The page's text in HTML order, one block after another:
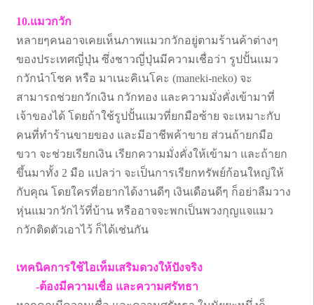
10.แมวกวัก
หลายๆคนอาจเคยเห็นภาพแมวกวักอยู่ตามร้านค้าต่างๆ
ของประเทศญี่ปุ่น ซึ่งชาวญี่ปุ่นมีความเชื่อว่า รูปปั้นแมว
กวักนำโชค หรือ มาเนะคิเนโคะ (maneki-neko) จะ
สามารถช่วยกวักเงิน กวักทอง และความมั่งคั่งเข้ามาที่
เจ้าของได้ โดยถ้าใช้รูปปั้นแมวที่ยกมือซ้าย จะเหมาะกับ
คนที่ทำร้านขายของ และมีอาชีพค้าขาย ส่วนถ้ายกมือ
ขวา จะช่วยเรียกเงิน เรียกความมั่งคั่งให้เข้ามา และถ้ายก
ขึ้นมาทั้ง 2 มือ แปลว่า จะเป็นการเรียกทรัพย์ก้อนใหญ่ให้
กับคุณ โดยใครที่อยากได้งานดีๆ เงินเดือนดีๆ ก็อย่าลืมวาง
หุ่นแมวกวักไว้ที่บ้าน หรืออาจจะพกเป็นพวงกุญแจแมว
กวักติดตัวเอาไว้ ก็ได้เช่นกัน
เทคนิคการใช้ไอเท็มเสริมดวงให้ปังจริง
-ต้องมีความเชื่อ และความศรัทธา